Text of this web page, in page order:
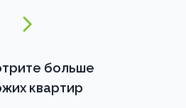
больше
квартир